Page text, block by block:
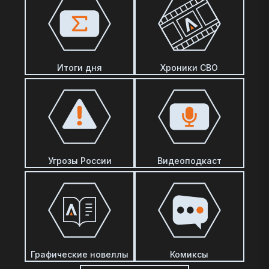
Итоги дня Хроники СВО
Угрозы России Видеоподкаст
Графические новеллы Комиксы